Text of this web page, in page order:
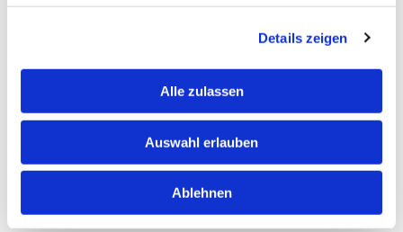
Details zeigen
Alle zulassen
Auswahl erlauben
Ablehnen